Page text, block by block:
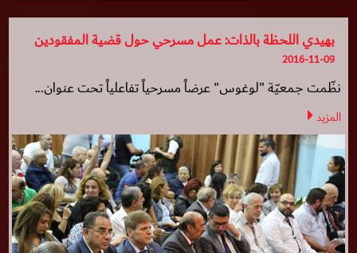
بهيدي اللحظة بالذات: عمل مسرحي حول قضية المفقودين
2016-11-09
نظّمت جمعيّة "لوغوس" عرضاً مسرحياً تفاعلياً تحت عنوان...
المزيد